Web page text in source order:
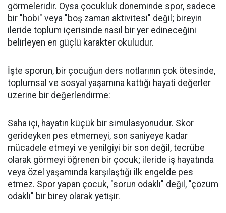
görmeleridir. Oysa çocukluk döneminde spor, sadece
bir "hobi" veya "boş zaman aktivitesi" değil; bireyin
ileride toplum içerisinde nasıl bir yer edineceğini
belirleyen en güçlü karakter okuludur.
​İşte sporun, bir çocuğun ders notlarının çok ötesinde,
toplumsal ve sosyal yaşamına kattığı hayati değerler
üzerine bir değerlendirme:
​Saha içi, hayatın küçük bir simülasyonudur. Skor
gerideyken pes etmemeyi, son saniyeye kadar
mücadele etmeyi ve yenilgiyi bir son değil, tecrübe
olarak görmeyi öğrenen bir çocuk; ileride iş hayatında
veya özel yaşamında karşılaştığı ilk engelde pes
etmez. Spor yapan çocuk, "sorun odaklı" değil, "çözüm
odaklı" bir birey olarak yetişir.